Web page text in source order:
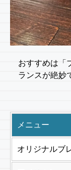
おすすめは「
ランスが絶妙
メニュー
オリジナルブ